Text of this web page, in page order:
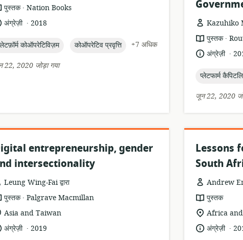
प्रारूप:
पुस्तक .
प्रकाशक:
Nation Books
अंग्रेज़ी .
प्रकाशन
2018
कोऑपरेटिविज़म topic:
कोऑपरेटिव प्रवृत्ति
+7 अधिक
22, 2020 जोड़ा गया
Kazuhiko
संसाधन
प्रारूप:
पुस्तक .
प्रकाशक:
भाषा:अंग्रेज़ी .
topic:
प्लेटफार्म
जून 22, 2020
entrepreneurship, gender
intersectionality
Leung Wing-Fai द्वारा
प्रारूप:
पुस्तक .
प्रकाशक:
Palgrave Macmillan
का
स्थान:
Asia and Taiwan
अंग्रेज़ी .
प्रकाशन
2019
Lessons
South
Andrew
संसाधन
प्रारूप:
पुस्तक
सुसंगति
का
स्थान:
Africa
भाषा:अंग्रेज़ी .